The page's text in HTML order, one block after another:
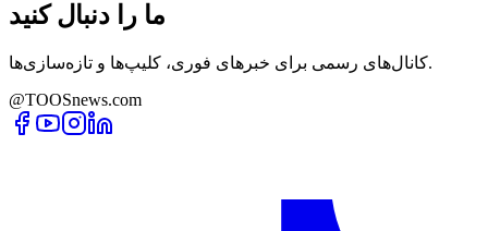
ما را دنبال کنید
کانال‌های رسمی برای خبرهای فوری، کلیپ‌ها و تازه‌سازی‌ها.
@TOOSnews.com